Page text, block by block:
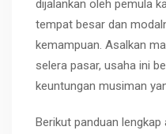
dijalankan oleh pemula
tempat besar dan
kemampuan. Asalkan
selera pasar, usaha ini
keuntungan musiman
Berikut panduan